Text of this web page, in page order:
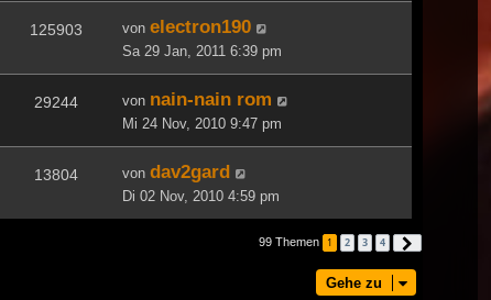
125903 von electron190
Sa 29 Jan, 2011 6:39 pm
29244 von nain-nain rom
Mi 24 Nov, 2010 9:47 pm
13804 von dav2gard
Di 02 Nov, 2010 4:59 pm
99 Themen 1 2 3 4
Gehe zu